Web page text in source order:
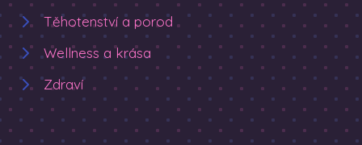
Těhotenství a porod
Wellness a krása
Zdraví